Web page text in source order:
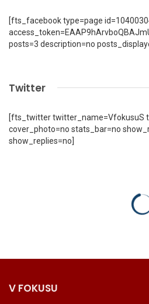
[fts_facebook type=page
posts=3 description=no
Twitter
[fts_twitter twitter_name=VfokusuS
cover_photo=no stats_bar=no
show_replies=no]
V FOKUSU